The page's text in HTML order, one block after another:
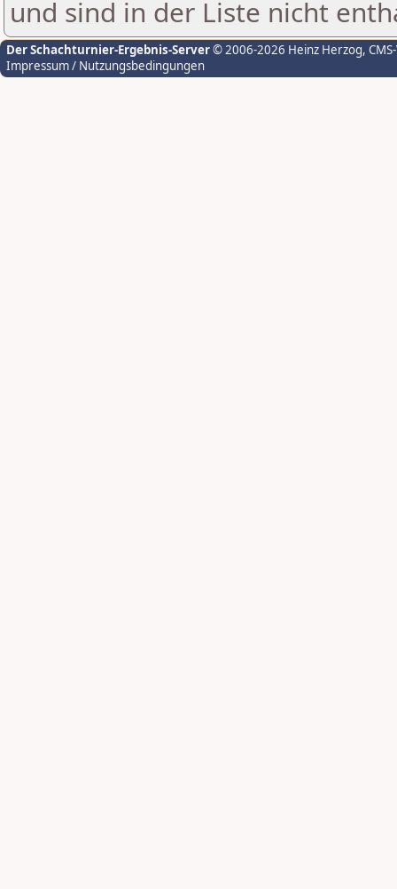
und sind in der Liste nicht
Der Schachturnier-Ergebnis-Server© 2006-2026 Heinz Herzog,
Impressum / Nutzungsbedingungen